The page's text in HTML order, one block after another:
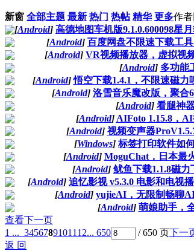
新窗 全部主题 最新 热门 热帖 精华 更多作者
[Android] 高德地图车机版9.1.0.600098星
[Android] 百度网盘不限速下载工
[Android] VR视频播放器，虚拟视
[Android] 多功能
[Android] 悟空下载1.4.1，不限速磁力
[Android] 洛雪音乐魔改版，聚合
[Android] 看腿神
[Android] AIFoto 1.15.8，
[Android] 视频变声器
[Windows] 标签打印软件如
[Android] MoguChat，日本最
[Android] 鱿鱼下载1.1.8磁
[Android] 追忆影视 v5.3.0 电影和电视
[Android] yujieAI，无限制畅聊
[Android] 萌娘助手，
查看下一页
1 ... 34567891011 12... 650 / 650 页下一
返 回